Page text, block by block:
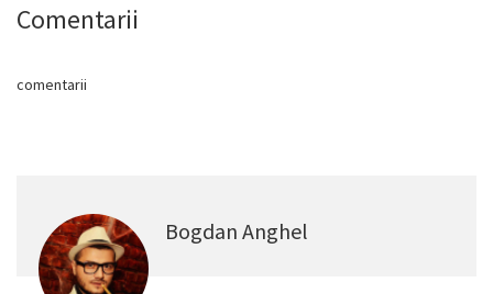
Comentarii
comentarii
Bogdan Anghel